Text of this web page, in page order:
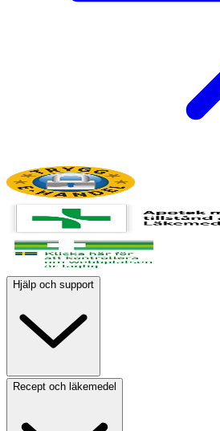
Hjälp och support
Recept och läkemedel